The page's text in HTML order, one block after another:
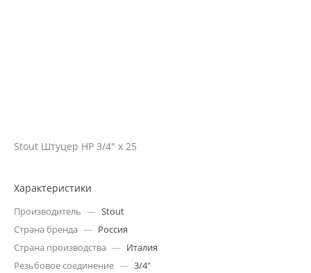
Stout Штуцер НР 3/4" х 25
Характеристики
Производитель — Stout
Страна бренда — Россия
Страна производства — Италия
Резьбовое соединение — 3/4"